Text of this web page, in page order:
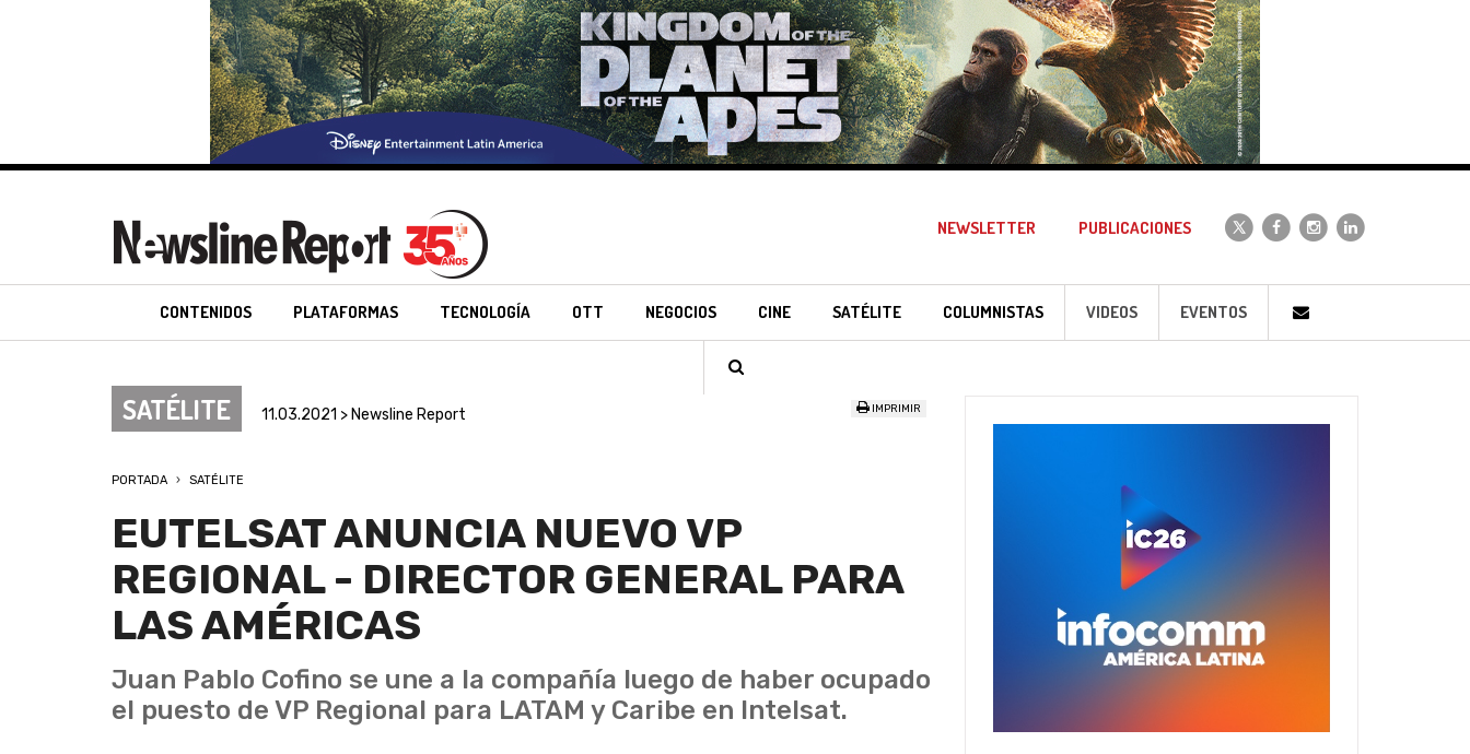
NEWSLETTER PUBLICACIONES
CONTENIDOS PLATAFORMAS TECNOLOGÍA OTT NEGOCIOS CINE SATÉLITE COLUMNISTAS VIDEOS EVENTOS
SATÉLITE 11.03.2021 > Newsline Report IMPRIMIR
PORTADA SATÉLITE
EUTELSAT ANUNCIA NUEVO VP
REGIONAL - DIRECTOR GENERAL PARA
LAS AMÉRICAS
Juan Pablo Cofino se une a la compañía luego de haber ocupado
el puesto de VP Regional para LATAM y Caribe en Intelsat.